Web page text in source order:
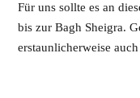
Für uns sollte es an
bis zur Bagh Sheigra.
erstaunlicherweise